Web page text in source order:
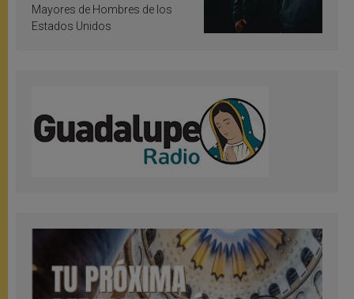
Mayores de Hombres de los
Estados Unidos